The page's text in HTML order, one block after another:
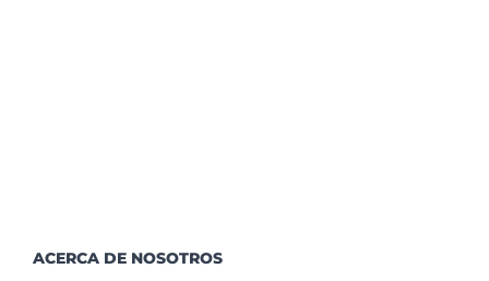
ACERCA DE NOSOTROS